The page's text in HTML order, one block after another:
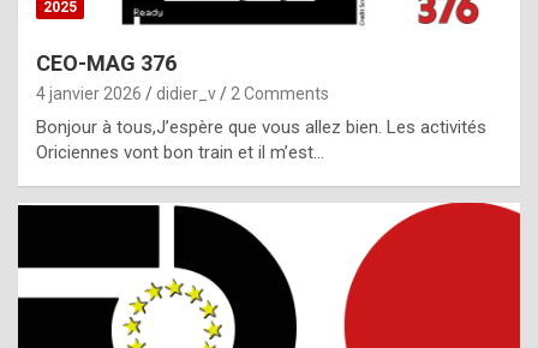
p
e
c
i
l
2025
CEO-MAG 376
4 janvier 2026 didier_v 2 Comments
Bonjour à tous,J’espère que vous allez bien. Les activités
Oriciennes vont bon train et il m’est…